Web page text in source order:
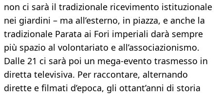
non ci sarà il tradizionale ricevimento istituzionale
nei giardini – ma all’esterno, in piazza, e anche la
tradizionale Parata ai Fori imperiali darà sempre
più spazio al volontariato e all’associazionismo.
Dalle 21 ci sarà poi un mega-evento trasmesso in
diretta televisiva. Per raccontare, alternando
dirette e filmati d’epoca, gli ottant’anni di storia